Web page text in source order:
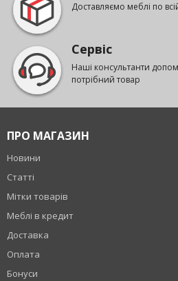
Доставляємо меблі по
Сервіс
Наші консультанти
потрібний товар
ПРО МАГАЗИН
Новини
Статті
Мітки товарів
Меблі в кредит
Доставка
Оплата
Бонуси